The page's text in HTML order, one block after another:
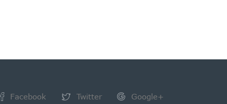
Facebook Twitter
Google+